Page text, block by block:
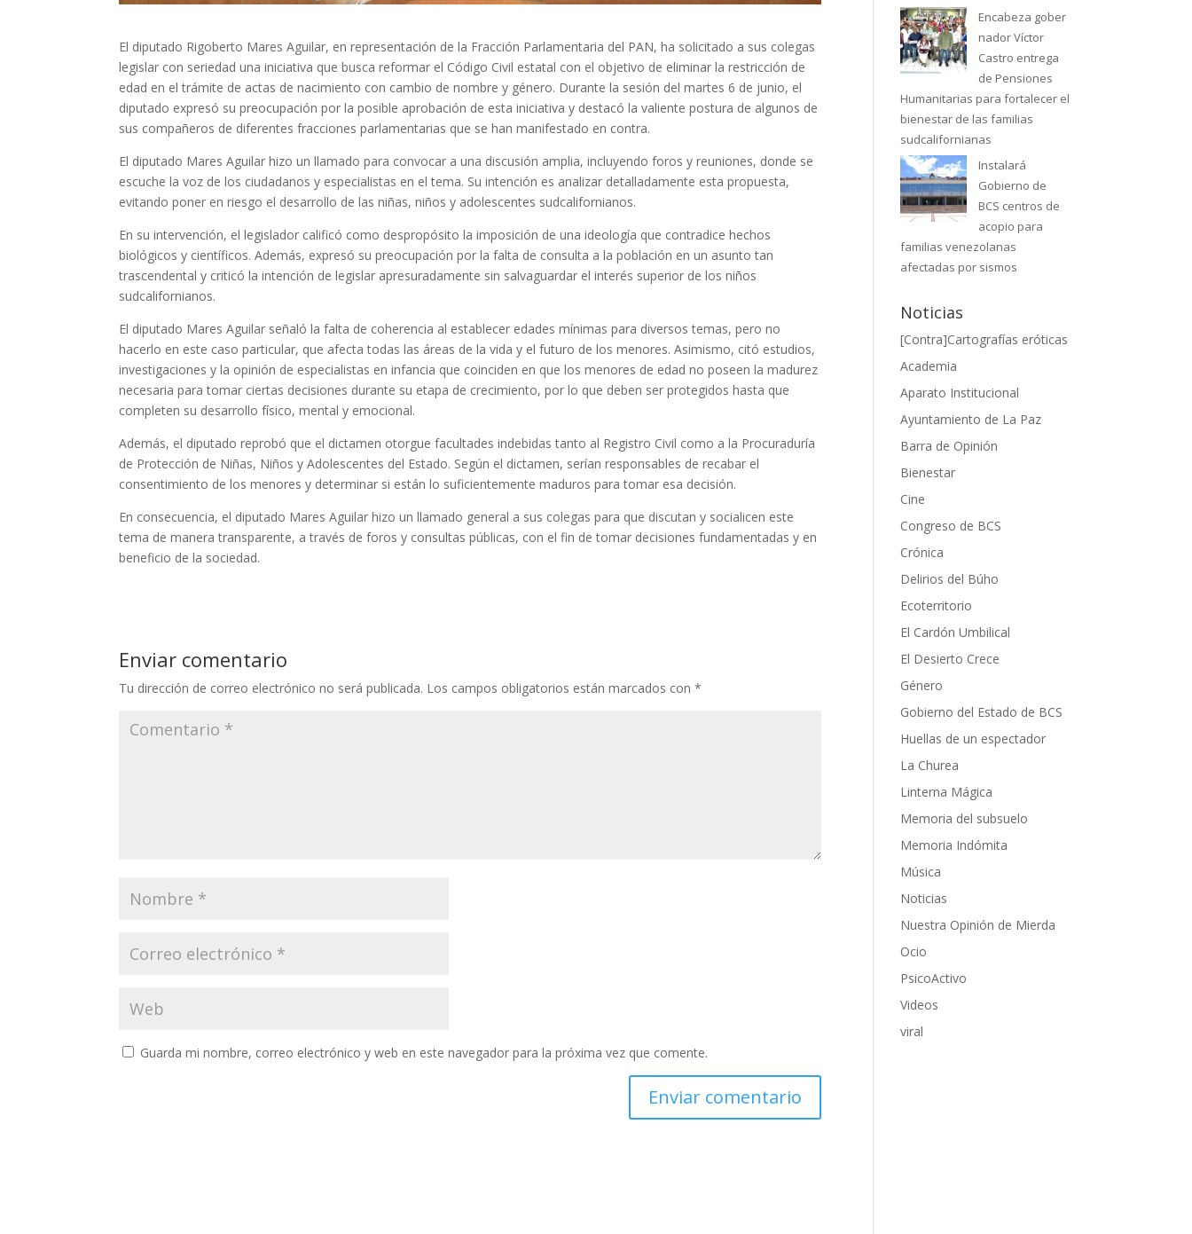
El diputado Rigoberto Mares Aguilar, en representación de la Fracción Parlamentaria del PAN, ha solicitado a sus colegas
legislar con seriedad una iniciativa que busca reformar el Código Civil estatal con el objetivo de eliminar la restricción de
edad en el trámite de actas de nacimiento con cambio de nombre y género. Durante la sesión del martes 6 de junio, el
diputado expresó su preocupación por la posible aprobación de esta iniciativa y destacó la valiente postura de algunos de
sus compañeros de diferentes fracciones parlamentarias que se han manifestado en contra.
El diputado Mares Aguilar hizo un llamado para convocar a una discusión amplia, incluyendo foros y reuniones, donde se
escuche la voz de los ciudadanos y especialistas en el tema. Su intención es analizar detalladamente esta propuesta,
evitando poner en riesgo el desarrollo de las niñas, niños y adolescentes sudcalifornianos.
En su intervención, el legislador calificó como despropósito la imposición de una ideología que contradice hechos
biológicos y científicos. Además, expresó su preocupación por la falta de consulta a la población en un asunto tan
trascendental y criticó la intención de legislar apresuradamente sin salvaguardar el interés superior de los niños
sudcalifornianos.
El diputado Mares Aguilar señaló la falta de coherencia al establecer edades mínimas para diversos temas, pero no
hacerlo en este caso particular, que afecta todas las áreas de la vida y el futuro de los menores. Asimismo, citó estudios,
investigaciones y la opinión de especialistas en infancia que coinciden en que los menores de edad no poseen la madurez
necesaria para tomar ciertas decisiones durante su etapa de crecimiento, por lo que deben ser protegidos hasta que
completen su desarrollo físico, mental y emocional.
Además, el diputado reprobó que el dictamen otorgue facultades indebidas tanto al Registro Civil como a la Procuraduría
de Protección de Niñas, Niños y Adolescentes del Estado. Según el dictamen, serían responsables de recabar el
consentimiento de los menores y determinar si están lo suficientemente maduros para tomar esa decisión.
En consecuencia, el diputado Mares Aguilar hizo un llamado general a sus colegas para que discutan y socialicen este
tema de manera transparente, a través de foros y consultas públicas, con el fin de tomar decisiones fundamentadas y en
beneficio de la sociedad.
Enviar comentario
Tu dirección de correo electrónico no será publicada. Los campos obligatorios están marcados con*
Guarda mi nombre, correo electrónico y web en este navegador para la próxima vez que comente.
Encabeza gober
nador Víctor
Castro entrega
de Pensiones
Humanitarias para fortalecer el
bienestar de las familias
sudcalifornianas
Instalará
Gobierno de
BCS centros de
acopio para
familias venezolanas
afectadas por sismos
Noticias
[Contra]Cartografías eróticas
Academia
Aparato Institucional
Ayuntamiento de La Paz
Barra de Opinión
Bienestar
Cine
Congreso de BCS
Crónica
Delirios del Búho
Ecoterritorio
El Cardón Umbilical
El Desierto Crece
Género
Gobierno del Estado de BCS
Huellas de un espectador
La Churea
Linterna Mágica
Memoria del subsuelo
Memoria Indómita
Música
Noticias
Nuestra Opinión de Mierda
Ocio
PsicoActivo
Videos
viral